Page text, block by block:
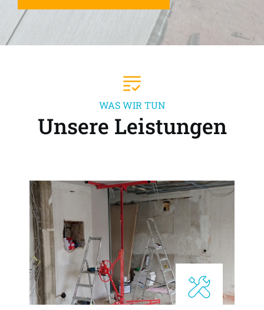
WAS WIR TUN
Unsere Leistungen